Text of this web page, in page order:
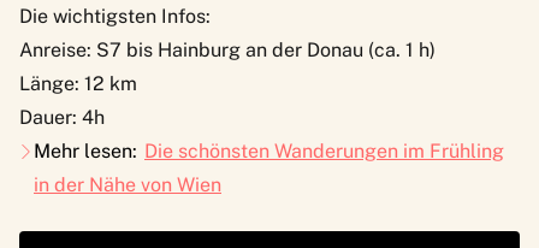
Die wichtigsten Infos:
Anreise: S7 bis Hainburg an der Donau (ca. 1 h)
Länge: 12 km
Dauer: 4h
Mehr lesen: Die schönsten Wanderungen im Frühling
in der Nähe von Wien